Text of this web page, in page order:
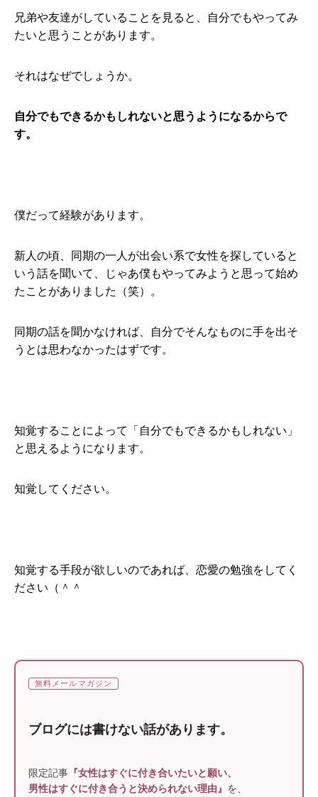
兄弟や友達がしていることを見ると、自分でもやってみ
たいと思うことがあります。
それはなぜでしょうか。
自分でもできるかもしれないと思うようになるからで
す。
僕だって経験があります。
新人の頃、同期の一人が出会い系で女性を探していると
いう話を聞いて、じゃあ僕もやってみようと思って始め
たことがありました（笑）。
同期の話を聞かなければ、自分でそんなものに手を出そ
うとは思わなかったはずです。
知覚することによって「自分でもできるかもしれない」
と思えるようになります。
知覚してください。
知覚する手段が欲しいのであれば、恋愛の勉強をしてく
ださい（＾＾
無料メールマガジン
ブログには書けない話があります。
限定記事 『女性はすぐに付き合いたいと願い、
男性はすぐに付き合うと決められない理由』 を、